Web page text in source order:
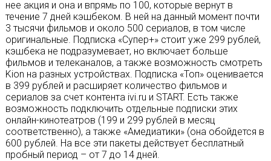
нее акция и она и впрямь по 100, которые вернут в
течение 7 дней кэшбеком. В ней на данный момент почти
3 тысячи фильмов и около 500 сериалов, в том числе
оригинальные. Подписка «Супер+» стоит уже 299 рублей,
кэшбека не подразумевает, но включает больше
фильмов и телеканалов, а также возможность смотреть
Kion на разных устройствах. Подписка «Топ» оценивается
в 399 рублей и расширяет количество фильмов и
сериалов за счет контента ivi.ru и START. Есть также
возможность подключить отдельные подписки этих
онлайн-кинотеатров (199 и 299 рублей в месяц
соответственно), а также «Амедиатики» (она обойдется в
600 рублей. На все эти пакеты действует бесплатный
пробный период – от 7 до 14 дней.